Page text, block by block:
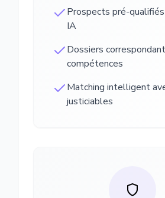
Prospects pré-
IA
Dossiers
compétences
Matching intelligent
justiciables